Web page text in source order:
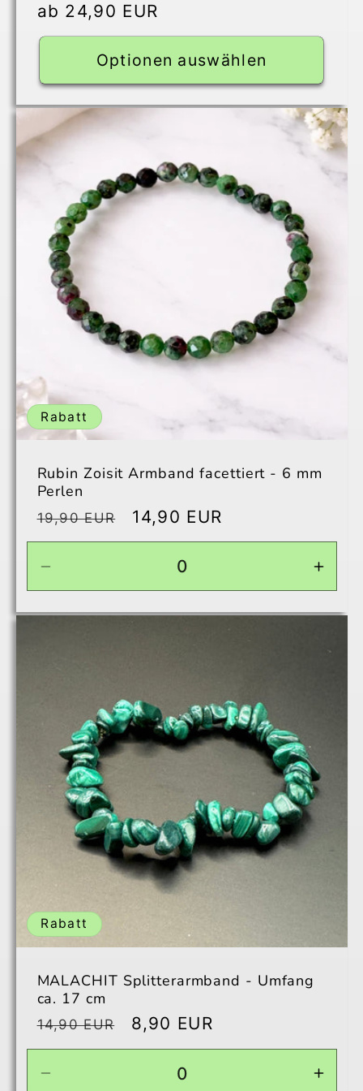
Normaler
Preis
ab 24,90 EUR
Optionen auswählen
Rabatt
Rubin Zoisit Armband facettiert - 6 mm
Perlen
Normaler
Preis
19,90 EUR Verkaufspreis
14,90 EUR
die
Menge
die
Rabatt
MALACHIT Splitterarmband - Umfang
ca. 17 cm
Normaler
Preis
14,90 EUR Verkaufspreis
8,90 EUR